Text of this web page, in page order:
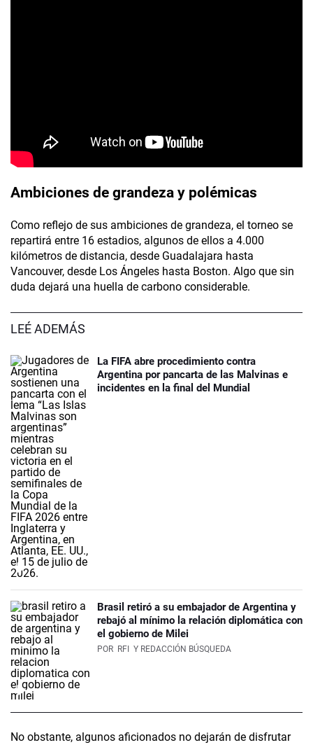
Ambiciones de grandeza y polémicas
Como reflejo de sus ambiciones de grandeza, el torneo se
repartirá entre 16 estadios, algunos de ellos a 4.000
kilómetros de distancia, desde Guadalajara hasta
Vancouver, desde Los Ángeles hasta Boston. Algo que sin
duda dejará una huella de carbono considerable.
LEÉ ADEMÁS
La FIFA abre procedimiento contra
Argentina por pancarta de las Malvinas e
incidentes en la final del Mundial
Brasil retiró a su embajador de Argentina y
rebajó al mínimo la relación diplomática con
el gobierno de Milei
POR RFI Y REDACCIÓN BÚSQUEDA
No obstante, algunos aficionados no dejarán de disfrutar